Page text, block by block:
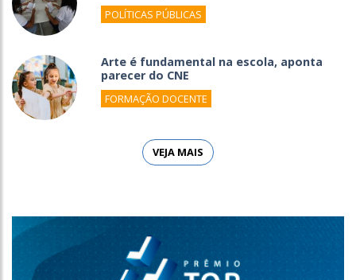
POLÍTICAS PÚBLICAS
Arte é fundamental na escola, aponta
parecer do CNE
FORMAÇÃO DOCENTE
VEJA MAIS